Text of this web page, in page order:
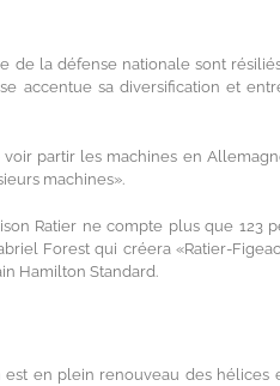
de la défense nationale sont
accentue sa diversification et
partir les machines en
machines».
Ratier ne compte plus que 123
Forest qui créera «Ratier-
Hamilton Standard.
en plein renouveau des hélices